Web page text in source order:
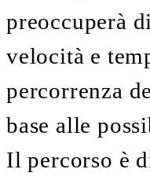
preoccuperà
velocità e
percorrenza
base alle
Il percorso è